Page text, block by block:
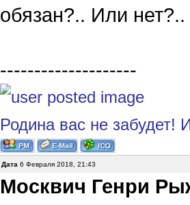
обязан?.. Или
--------------------
Родина вас не забудет!
Дата 6 Февраля 2018, 21:43
Москвич Генри